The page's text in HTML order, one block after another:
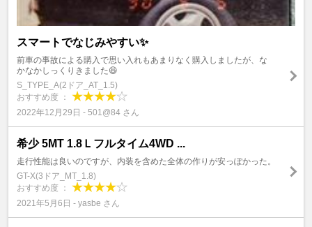
スマートでなじみやすい✨️
前車の事故による購入で思い入れもあまりなく購入しましたが、な
かなかしっくりきました😆
S_TYPE_A(2ドア_AT_1.5)
おすすめ度 ：
2022年12月29日 - 501@84 さん
希少 5MT 1.8Ｌフルタイム4WD ...
走行性能は良いのですが、内装を含めた全体の作りが安っぽかった。
GT-X(3ドア_MT_1.8)
おすすめ度 ：
2021年5月6日 - yasbe さん